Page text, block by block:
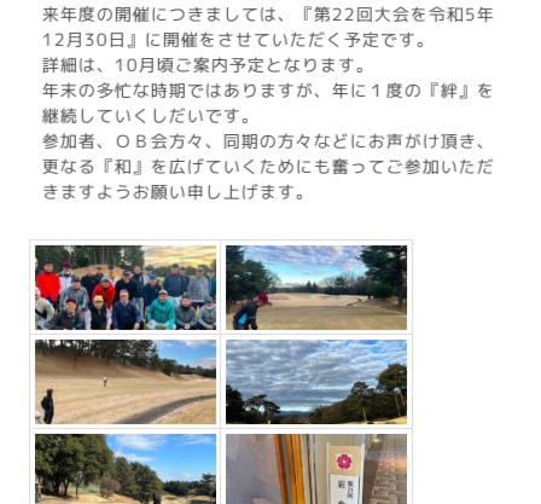
来年度の開催につきましては、『第22回大会を令和5年
12月30日』に開催をさせていただく予定です。
詳細は、10月頃ご案内予定となります。
年末の多忙な時期ではありますが、年に１度の『絆』を
継続していくしだいです。
参加者、ＯＢ会方々、同期の方々などにお声がけ頂き、
更なる『和』を広げていくためにも奮ってご参加いただ
きますようお願い申し上げます。